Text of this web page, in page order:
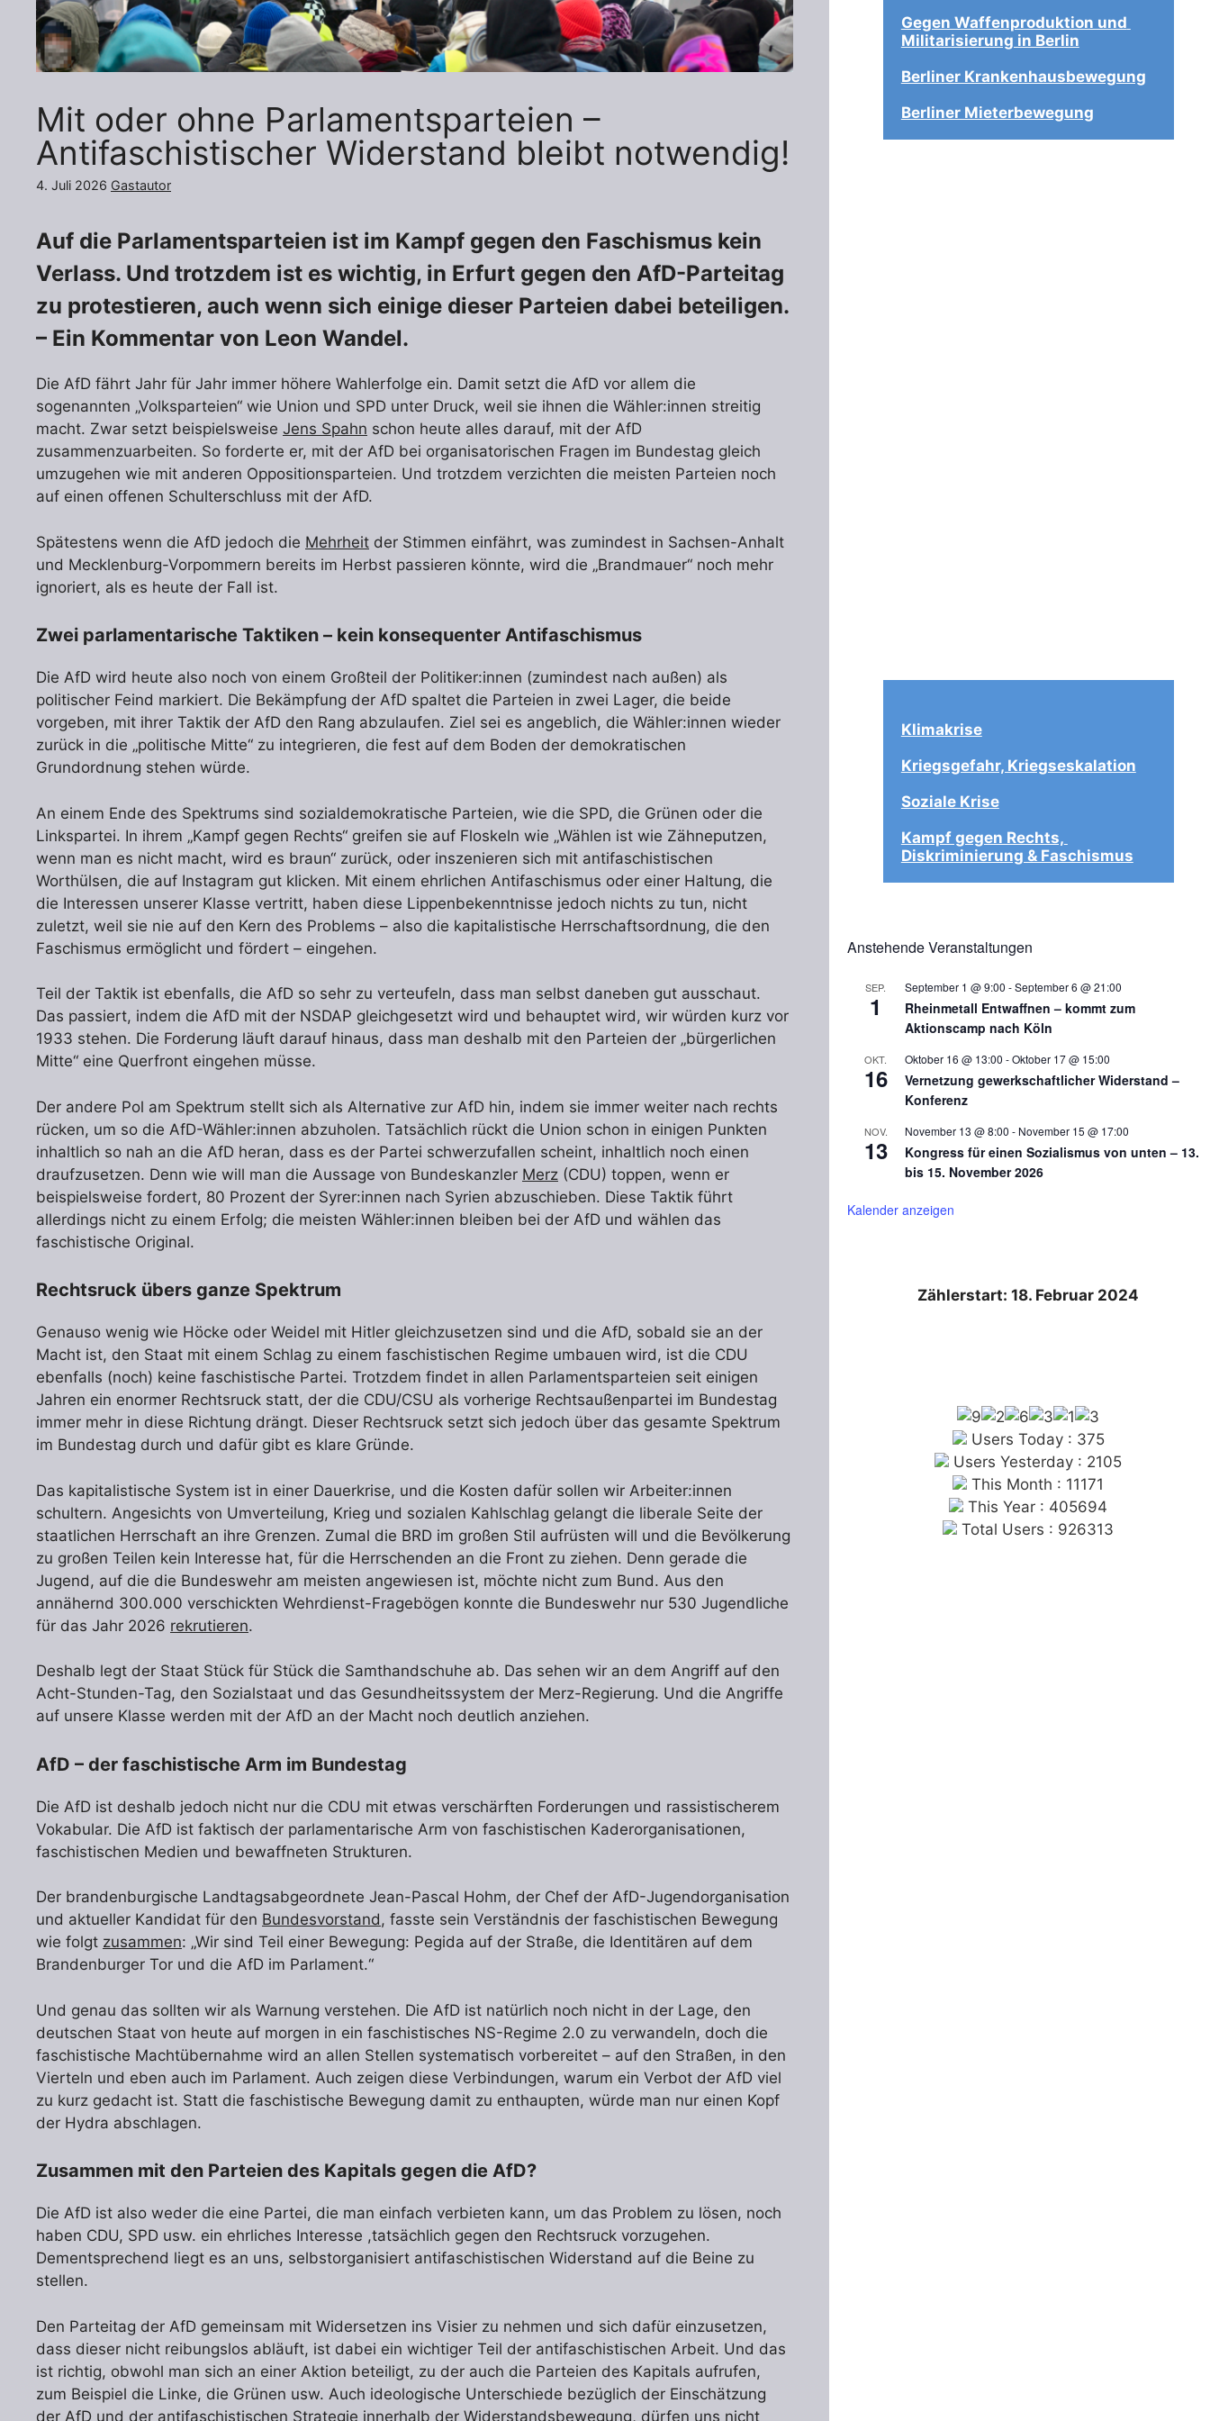
Mit oder ohne Parlamentsparteien –
Antifaschistischer Widerstand bleibt notwendig!
4. Juli 2026 Gastautor
Auf die Parlamentsparteien ist im Kampf gegen den Faschismus kein
Verlass. Und trotzdem ist es wichtig, in Erfurt gegen den AfD-Parteitag
zu protestieren, auch wenn sich einige dieser Parteien dabei beteiligen.
– Ein Kommentar von Leon Wandel.
Die AfD fährt Jahr für Jahr immer höhere Wahlerfolge ein. Damit setzt die AfD vor allem die
sogenannten „Volksparteien“ wie Union und SPD unter Druck, weil sie ihnen die Wähler:innen streitig
macht. Zwar setzt beispielsweise Jens Spahn schon heute alles darauf, mit der AfD
zusammenzuarbeiten. So forderte er, mit der AfD bei organisatorischen Fragen im Bundestag gleich
umzugehen wie mit anderen Oppositionsparteien. Und trotzdem verzichten die meisten Parteien noch
auf einen offenen Schulterschluss mit der AfD.
Spätestens wenn die AfD jedoch die Mehrheit der Stimmen einfährt, was zumindest in Sachsen-Anhalt
und Mecklenburg-Vorpommern bereits im Herbst passieren könnte, wird die „Brandmauer“ noch mehr
ignoriert, als es heute der Fall ist.
Zwei parlamentarische Taktiken – kein konsequenter Antifaschismus
Die AfD wird heute also noch von einem Großteil der Politiker:innen (zumindest nach außen) als
politischer Feind markiert. Die Bekämpfung der AfD spaltet die Parteien in zwei Lager, die beide
vorgeben, mit ihrer Taktik der AfD den Rang abzulaufen. Ziel sei es angeblich, die Wähler:innen wieder
zurück in die „politische Mitte“ zu integrieren, die fest auf dem Boden der demokratischen
Grundordnung stehen würde.
An einem Ende des Spektrums sind sozialdemokratische Parteien, wie die SPD, die Grünen oder die
Linkspartei. In ihrem „Kampf gegen Rechts“ greifen sie auf Floskeln wie „Wählen ist wie Zähneputzen,
wenn man es nicht macht, wird es braun“ zurück, oder inszenieren sich mit antifaschistischen
Worthülsen, die auf Instagram gut klicken. Mit einem ehrlichen Antifaschismus oder einer Haltung, die
die Interessen unserer Klasse vertritt, haben diese Lippenbekenntnisse jedoch nichts zu tun, nicht
zuletzt, weil sie nie auf den Kern des Problems – also die kapitalistische Herrschaftsordnung, die den
Faschismus ermöglicht und fördert – eingehen.
Teil der Taktik ist ebenfalls, die AfD so sehr zu verteufeln, dass man selbst daneben gut ausschaut.
Das passiert, indem die AfD mit der NSDAP gleichgesetzt wird und behauptet wird, wir würden kurz vor
1933 stehen. Die Forderung läuft darauf hinaus, dass man deshalb mit den Parteien der „bürgerlichen
Mitte“ eine Querfront eingehen müsse.
Der andere Pol am Spektrum stellt sich als Alternative zur AfD hin, indem sie immer weiter nach rechts
rücken, um so die AfD-Wähler:innen abzuholen. Tatsächlich rückt die Union schon in einigen Punkten
inhaltlich so nah an die AfD heran, dass es der Partei schwerzufallen scheint, inhaltlich noch einen
draufzusetzen. Denn wie will man die Aussage von Bundeskanzler Merz (CDU) toppen, wenn er
beispielsweise fordert, 80 Prozent der Syrer:innen nach Syrien abzuschieben. Diese Taktik führt
allerdings nicht zu einem Erfolg; die meisten Wähler:innen bleiben bei der AfD und wählen das
faschistische Original.
Rechtsruck übers ganze Spektrum
Genauso wenig wie Höcke oder Weidel mit Hitler gleichzusetzen sind und die AfD, sobald sie an der
Macht ist, den Staat mit einem Schlag zu einem faschistischen Regime umbauen wird, ist die CDU
ebenfalls (noch) keine faschistische Partei. Trotzdem findet in allen Parlamentsparteien seit einigen
Jahren ein enormer Rechtsruck statt, der die CDU/CSU als vorherige Rechtsaußenpartei im Bundestag
immer mehr in diese Richtung drängt. Dieser Rechtsruck setzt sich jedoch über das gesamte Spektrum
im Bundestag durch und dafür gibt es klare Gründe.
Das kapitalistische System ist in einer Dauerkrise, und die Kosten dafür sollen wir Arbeiter:innen
schultern. Angesichts von Umverteilung, Krieg und sozialen Kahlschlag gelangt die liberale Seite der
staatlichen Herrschaft an ihre Grenzen. Zumal die BRD im großen Stil aufrüsten will und die Bevölkerung
zu großen Teilen kein Interesse hat, für die Herrschenden an die Front zu ziehen. Denn gerade die
Jugend, auf die die Bundeswehr am meisten angewiesen ist, möchte nicht zum Bund. Aus den
annähernd 300.000 verschickten Wehrdienst-Fragebögen konnte die Bundeswehr nur 530 Jugendliche
für das Jahr 2026 rekrutieren.
Deshalb legt der Staat Stück für Stück die Samthandschuhe ab. Das sehen wir an dem Angriff auf den
Acht-Stunden-Tag, den Sozialstaat und das Gesundheitssystem der Merz-Regierung. Und die Angriffe
auf unsere Klasse werden mit der AfD an der Macht noch deutlich anziehen.
AfD – der faschistische Arm im Bundestag
Die AfD ist deshalb jedoch nicht nur die CDU mit etwas verschärften Forderungen und rassistischerem
Vokabular. Die AfD ist faktisch der parlamentarische Arm von faschistischen Kaderorganisationen,
faschistischen Medien und bewaffneten Strukturen.
Der brandenburgische Landtagsabgeordnete Jean-Pascal Hohm, der Chef der AfD-Jugendorganisation
und aktueller Kandidat für den Bundesvorstand, fasste sein Verständnis der faschistischen Bewegung
wie folgt zusammen: „Wir sind Teil einer Bewegung: Pegida auf der Straße, die Identitären auf dem
Brandenburger Tor und die AfD im Parlament.“
Und genau das sollten wir als Warnung verstehen. Die AfD ist natürlich noch nicht in der Lage, den
deutschen Staat von heute auf morgen in ein faschistisches NS-Regime 2.0 zu verwandeln, doch die
faschistische Machtübernahme wird an allen Stellen systematisch vorbereitet – auf den Straßen, in den
Vierteln und eben auch im Parlament. Auch zeigen diese Verbindungen, warum ein Verbot der AfD viel
zu kurz gedacht ist. Statt die faschistische Bewegung damit zu enthaupten, würde man nur einen Kopf
der Hydra abschlagen.
Zusammen mit den Parteien des Kapitals gegen die AfD?
Die AfD ist also weder die eine Partei, die man einfach verbieten kann, um das Problem zu lösen, noch
haben CDU, SPD usw. ein ehrliches Interesse ,tatsächlich gegen den Rechtsruck vorzugehen.
Dementsprechend liegt es an uns, selbstorganisiert antifaschistischen Widerstand auf die Beine zu
stellen.
Den Parteitag der AfD gemeinsam mit Widersetzen ins Visier zu nehmen und sich dafür einzusetzen,
dass dieser nicht reibungslos abläuft, ist dabei ein wichtiger Teil der antifaschistischen Arbeit. Und das
ist richtig, obwohl man sich an einer Aktion beteiligt, zu der auch die Parteien des Kapitals aufrufen,
zum Beispiel die Linke, die Grünen usw. Auch ideologische Unterschiede bezüglich der Einschätzung
der AfD und der antifaschistischen Strategie innerhalb der Widerstandsbewegung, dürfen uns nicht
Gegen Waffenproduktion und
Militarisierung in Berlin
Berliner Krankenhausbewegung
Berliner Mieterbewegung
Klimakrise
Kriegsgefahr, Kriegseskalation
Soziale Krise
Kampf gegen Rechts,
Diskriminierung & Faschismus
Anstehende Veranstaltungen
SEP.
1
September 1 @ 9:00 -September 6 @ 21:00
Rheinmetall Entwaffnen – kommt zum
Aktionscamp nach Köln
OKT.
16
Oktober 16 @ 13:00 -Oktober 17 @ 15:00
Vernetzung gewerkschaftlicher Widerstand –
Konferenz
NOV.
13
November 13 @ 8:00 - November 15 @ 17:00
Kongress für einen Sozialismus von unten – 13.
bis 15. November 2026
Kalender anzeigen
Zählerstart: 18. Februar 2024
Users Today : 375
Users Yesterday : 2105
This Month : 11171
This Year : 405694
Total Users : 926313